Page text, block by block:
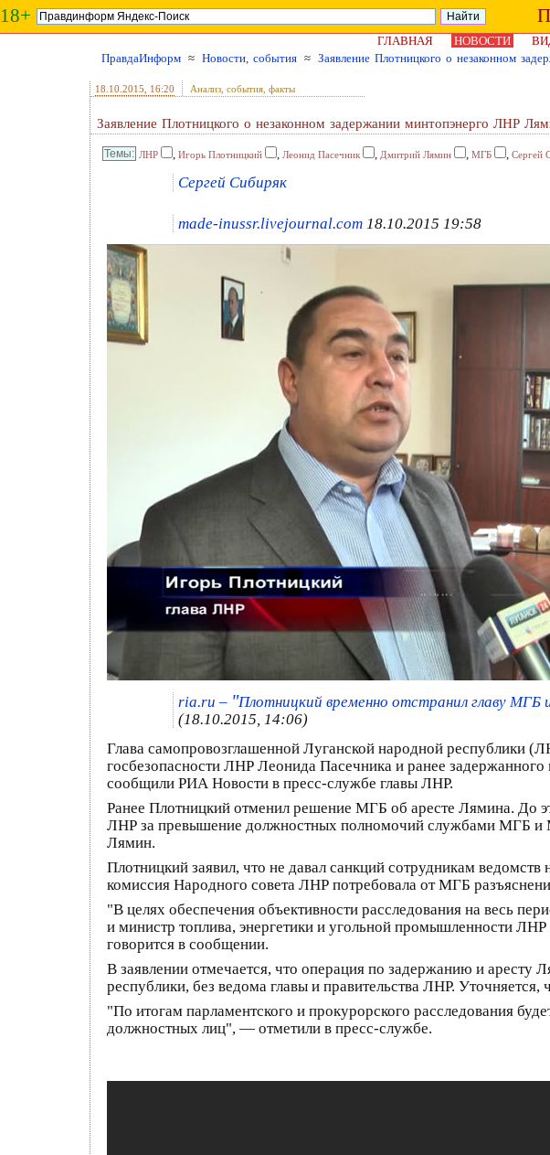
18+
ГЛАВНАЯ
НОВОСТИ
ПравдаИнформ ≈ Новости, события ≈ Заявление Плотницкого о незаконном
18.10.2015 , 16:20 Анализ, события, факты
Заявление Плотницкого о незаконном задержании минтопэнерго ЛНР
ЛНР , Игорь Плотницкий , Леонид Пасечник , Дмитрий Лямин , МГБ , Сергей
Сергей Сибиряк
made-inussr.livejournal.com 18.10.2015 19:58
ria.ru – "Плотницкий временно отстранил главу
(18.10.2015, 14:06)
Глава самопровозглашенной Луганской народной республики
госбезопасности ЛНР Леонида Пасечника и ранее
сообщили РИА Новости в пресс-службе главы ЛНР.
Ранее Плотницкий отменил решение МГБ об аресте Лямина. До
ЛНР за превышение должностных полномочий службами МГБ и
Лямин.
Плотницкий заявил, что не давал санкций сотрудникам
комиссия Народного совета ЛНР потребовала от МГБ
"В целях обеспечения объективности расследования на весь
и министр топлива, энергетики и угольной промышленности
говорится в сообщении.
В заявлении отмечается, что операция по задержанию и
республики, без ведома главы и правительства ЛНР.
"По итогам парламентского и прокурорского расследования
должностных лиц", — отметили в пресс-службе.